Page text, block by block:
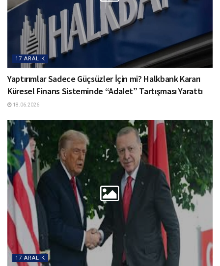
17 ARALIK
Yaptırımlar Sadece Güçsüzler İçin mi? Halkbank Kararı
Küresel Finans Sisteminde “Adalet” Tartışması Yarattı
18.06.2026
17 ARALIK